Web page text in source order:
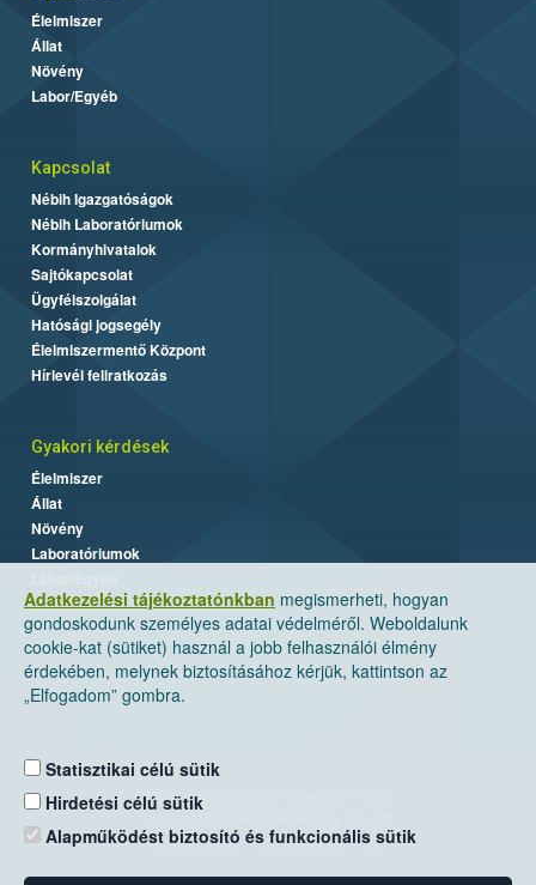
Adatkezelési tájékoztatónkban megismerheti, hogyan
gondoskodunk személyes adatai védelméről. Weboldalunk
cookie-kat (sütiket) használ a jobb felhasználói élmény
érdekében, melynek biztosításához kérjük, kattintson az
„Elfogadom” gombra.
Statisztikai célú sütik
Hirdetési célú sütik
Alapműködést biztosító és funkcionális sütik
Élelmiszer
Állat
Növény
Labor/Egyéb
Kapcsolat
Nébih Igazgatóságok
Nébih Laboratóriumok
Kormányhivatalok
Sajtókapcsolat
Ügyfélszolgálat
Hatósági jogsegély
Élelmiszermentő Központ
Hírlevél feliratkozás
Gyakori kérdések
Élelmiszer
Állat
Növény
Laboratóriumok
Nemzeti Élelmiszerlánc-biztonsági Hivatal
Levelezési cím: 1525 Budapest. Pf. 30.